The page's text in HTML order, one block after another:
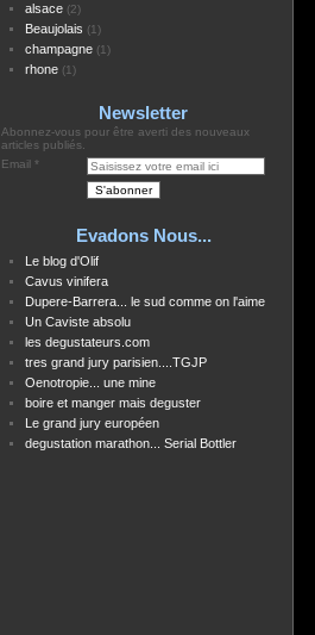
alsace(2)
Beaujolais (1)
champagne(1)
rhone(1)
Newsletter
Abonnez-vous pour être averti des nouveaux
articles publiés.
Email
Evadons Nous...
Le blog d'Olif
Cavus vinifera
Dupere-Barrera... le sud comme on l'aime
Un Caviste absolu
les degustateurs.com
tres grand jury parisien....TGJP
Oenotropie... une mine
boire et manger mais deguster
Le grand jury européen
degustation marathon... Serial Bottler